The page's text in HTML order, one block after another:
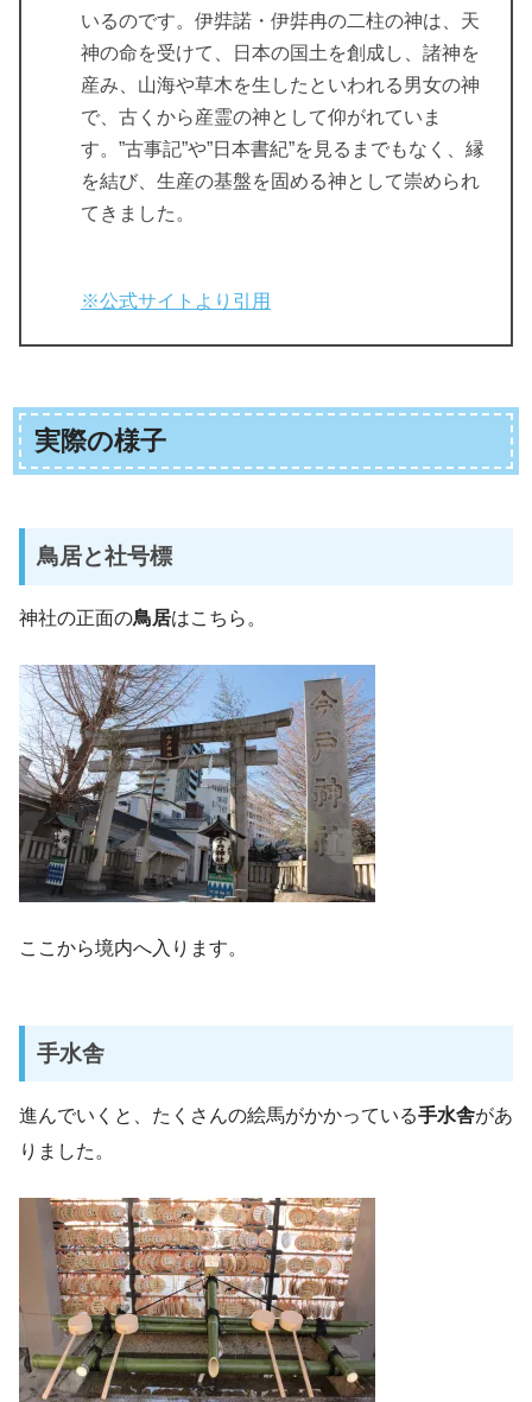
いるのです。伊弉諾・伊弉冉の二柱の神は、天
神の命を受けて、日本の国土を創成し、諸神を
産み、山海や草木を生したといわれる男女の神
で、古くから産霊の神として仰がれていま
す。”古事記”や”日本書紀”を見るまでもなく、縁
を結び、生産の基盤を固める神として崇められ
てきました。
※公式サイトより引用
実際の様子
鳥居と社号標
神社の正面の鳥居はこちら。
ここから境内へ入ります。
手水舎
進んでいくと、たくさんの絵馬がかかっている手水舎があ
りました。